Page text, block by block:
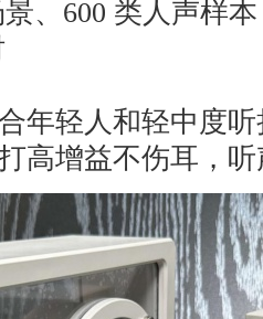
、600 类人声样本
年轻人和轻中度
高增益不伤耳，